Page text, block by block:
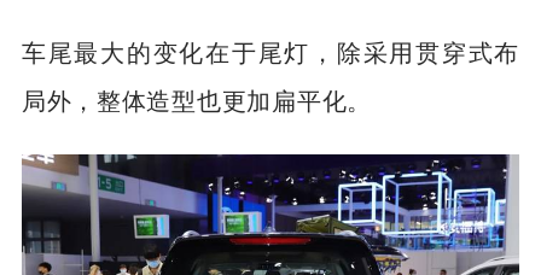
车尾最大的变化在于尾灯，除采用贯穿式布
局外，整体造型也更加扁平化。